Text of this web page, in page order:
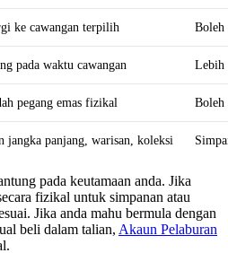
ke cawangan terpilih Boleh
pada waktu cawangan Lebih
pegang emas fizikal Boleh
jangka panjang, warisan, koleksi
pada keutamaan anda. Jika
fizikal untuk simpanan atau
Jika anda mahu bermula dengan
beli dalam talian, Akaun Pelaburan